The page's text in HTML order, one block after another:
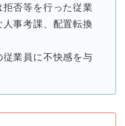
否等を行った従業
事考課、配置転換
業員に不快感を与